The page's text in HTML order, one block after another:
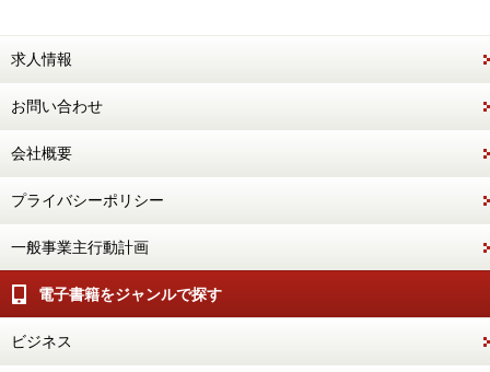
求人情報
お問い合わせ
会社概要
プライバシーポリシー
一般事業主行動計画
電子書籍をジャンルで探す
ビジネス